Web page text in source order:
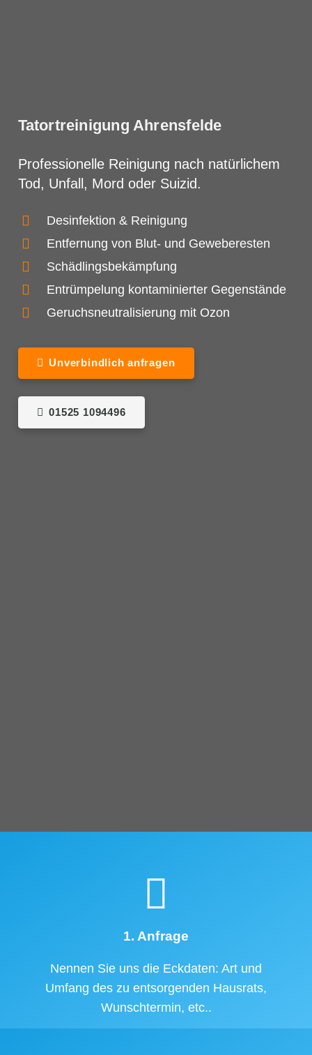
Tatortreinigung Ahrensfelde
Professionelle Reinigung nach natürlichem
Tod, Unfall, Mord oder Suizid.
Desinfektion & Reinigung
Entfernung von Blut- und Geweberesten
Schädlingsbekämpfung
Entrümpelung kontaminierter Gegenstände
Geruchsneutralisierung mit Ozon
Unverbindlich anfragen
01525 1094496
1. Anfrage
Nennen Sie uns die Eckdaten: Art und
Umfang des zu entsorgenden Hausrats,
Wunschtermin, etc..